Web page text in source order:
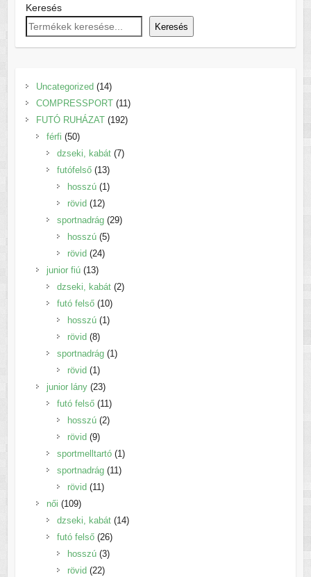
Keresés
Keresés
Uncategorized 1414
termék
COMPRESSPORT 1111
termék
FUTÓ RUHÁZAT 192192
férfi 5050
termék
dzseki, kabát 77
futófelső 1313
termék
hosszú 11
rövid 1212
termék
sportnadrág 2929
hosszú 55
rövid 2424
junior fiú 1313
termék
dzseki, kabát 22
futó felső 1010
termék
hosszú 11
rövid 88
termék
sportnadrág 11
rövid 11
termék
junior lány 2323
termék
futó felső 1111
termék
hosszú 22
rövid 99
termék
sportmelltartó 11
termék
sportnadrág 1111
rövid 1111
női 109109
termék
dzseki, kabát 1414
futó felső 2626
termék
hosszú 33
rövid 2222